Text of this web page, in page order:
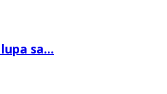
sa...